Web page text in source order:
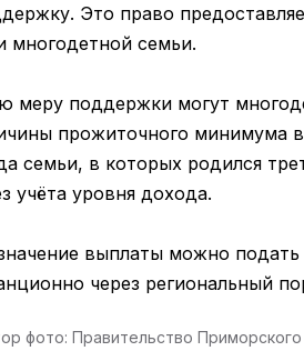
Это право
многодетной семьи.
меру поддержки могут
прожиточного минимума
семьи, в которых родился
учёта уровня дохода.
выплаты можно
через региональный
фото: Правительство Приморского